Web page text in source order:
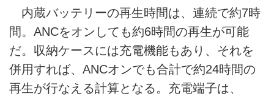
内蔵バッテリーの再生時間は、連続で約7時
間。ANCをオンしても約6時間の再生が可能
だ。収納ケースには充電機能もあり、それを
併用すれば、ANCオンでも合計で約24時間の
再生が行なえる計算となる。充電端子は、